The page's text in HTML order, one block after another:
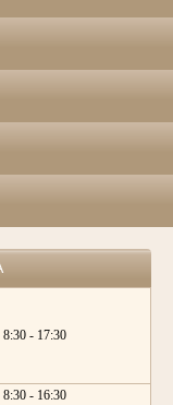
8:30 - 17:30
8:30 - 16:30